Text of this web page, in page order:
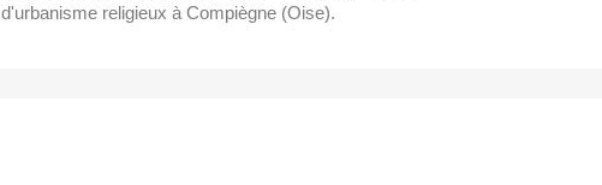
religieux à Compiègne (Oise).